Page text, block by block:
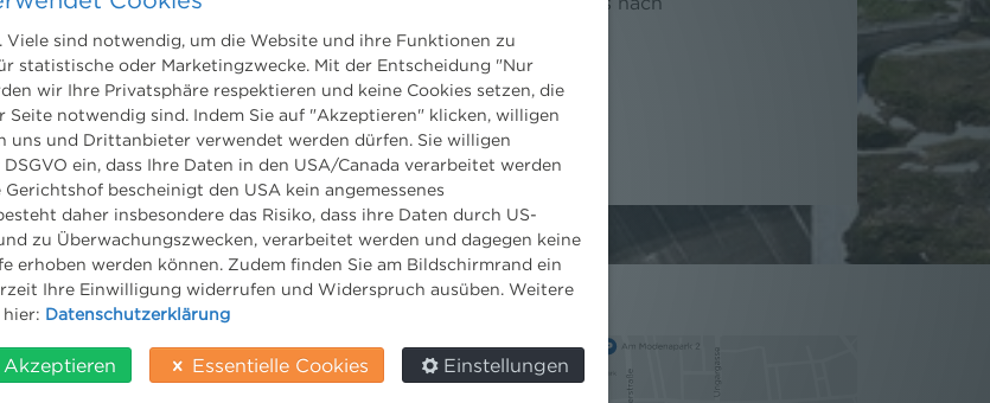
Kontakt
Viele sind notwendig, um die Website und ihre Funktionen zu
statistische oder Marketingzwecke. Mit der Entscheidung "Nur
wir Ihre Privatsphäre respektieren und keine Cookies setzen, die
Seite notwendig sind. Indem Sie auf "Akzeptieren" klicken, willigen
uns und Drittanbieter verwendet werden dürfen. Sie willigen
ein, dass Ihre Daten in den USA/Canada verarbeitet werden
bescheinigt den USA kein angemessenes
daher insbesondere das Risiko, dass ihre Daten durch US-
zu Überwachungszwecken, verarbeitet werden und dagegen keine
erhoben werden können. Zudem finden Sie am Bildschirmrand ein
Ihre Einwilligung widerrufen und Widerspruch ausüben. Weitere
Datenschutzerklärung
Akzeptieren Essentielle Cookies Einstellungen